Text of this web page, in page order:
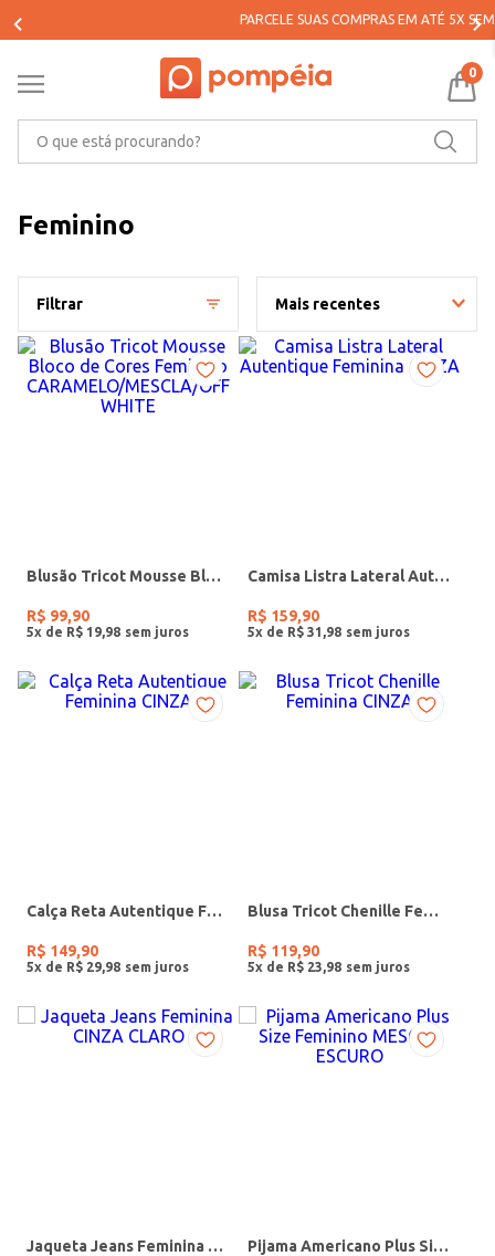
PARCELE SUAS COMPRAS EM ATÉ 5X SEM JUROS*
0
Feminino
Filtrar Mais recentes
Blusão Tricot Mousse Bloco de Cores Feminino CARAMELO/MESCLA/OFF WHITE
R$ 99,90
5x de R$ 19 98
Camisa Listra Lateral Autentique Feminina CINZA
R$ 159,90
5x de R$ 31 98
Calça Reta Autentique Feminina CINZA
R$ 149,90
5x de R$ 29 98
Blusa Tricot Chenille Feminina CINZA
R$ 119,90
5x de R$ 23 98
Jaqueta Jeans Feminina CINZA CLARO Pijama Americano Plus Size Feminino MESCLA ESCURO